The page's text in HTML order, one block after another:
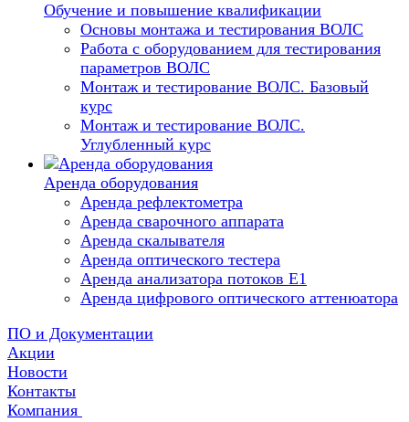
Обучение и повышение квалификации
Основы монтажа и тестирования ВОЛС
Работа с оборудованием для тестирования
параметров ВОЛС
Монтаж и тестирование ВОЛС. Базовый
курс
Монтаж и тестирование ВОЛС.
Углубленный курс
Аренда оборудования
Аренда рефлектометра
Аренда сварочного аппарата
Аренда скалывателя
Аренда оптического тестера
Аренда анализатора потоков Е1
Аренда цифрового оптического аттенюатора
ПО и Документации
Акции
Новости
Контакты
Компания